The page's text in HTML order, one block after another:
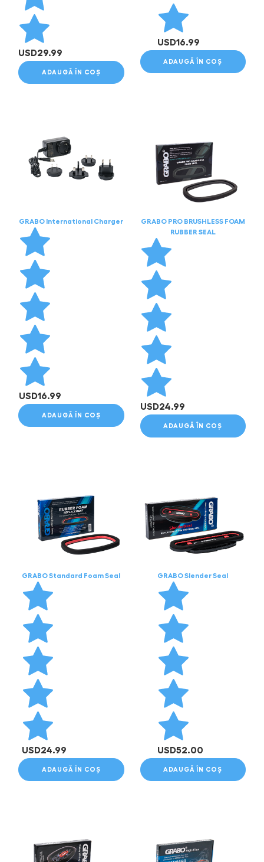
USD29.99
ADAUGĂ ÎN COȘ
USD16.99
ADAUGĂ ÎN COȘ
GRABO International Charger
USD16.99
ADAUGĂ ÎN COȘ
GRABO PRO BRUSHLESS FOAM
RUBBER SEAL
USD24.99
ADAUGĂ ÎN COȘ
GRABO Standard Foam Seal
USD24.99
ADAUGĂ ÎN COȘ
GRABO Slender Seal
USD52.00
ADAUGĂ ÎN COȘ